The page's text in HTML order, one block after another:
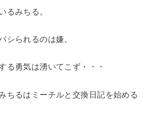
るみちる。
シられるのは嫌。
る勇気は湧いてこず・・・
ちるはミーチルと交換日記を始める